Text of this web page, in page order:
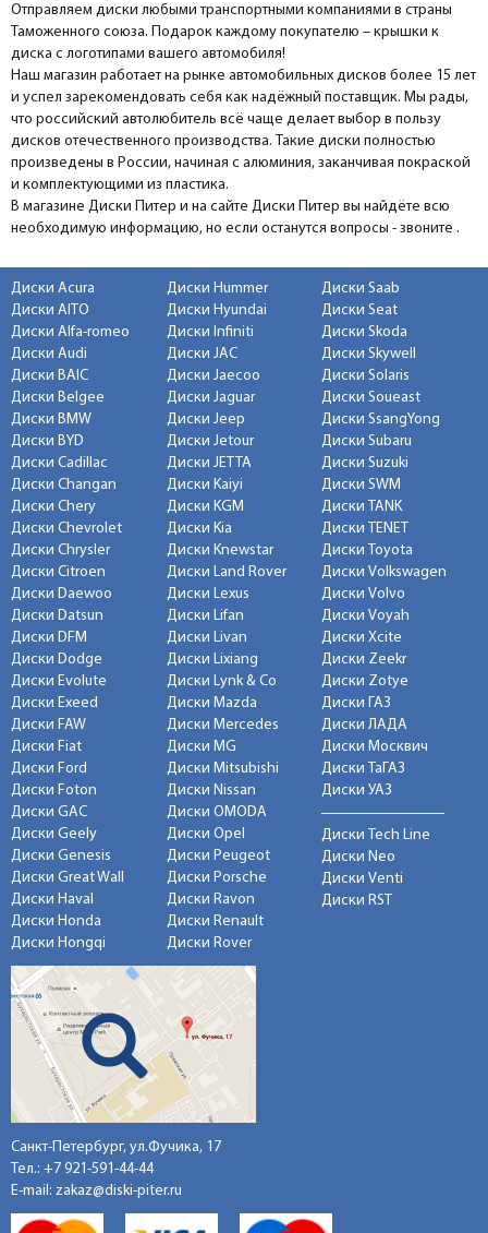
Отправляем диски любыми транспортными компаниями в страны
Таможенного союза. Подарок каждому покупателю – крышки к
диска с логотипами вашего автомобиля!
Наш магазин работает на рынке автомобильных дисков более 15 лет
и успел зарекомендовать себя как надёжный поставщик. Мы рады,
что российский автолюбитель всё чаще делает выбор в пользу
дисков отечественного производства. Такие диски полностью
произведены в России, начиная с алюминия, заканчивая покраской
и комплектующими из пластика.
В магазине Диски Питер и на сайте Диски Питер вы найдёте всю
необходимую информацию, но если останутся вопросы - звоните .
Диски Acura
Диски AITO
Диски Alfa-romeo
Диски Audi
Диски BAIC
Диски Belgee
Диски BMW
Диски BYD
Диски Cadillac
Диски Changan
Диски Chery
Диски Chevrolet
Диски Chrysler
Диски Citroen
Диски Daewoo
Диски Datsun
Диски DFM
Диски Dodge
Диски Evolute
Диски Exeed
Диски FAW
Диски Fiat
Диски Ford
Диски Foton
Диски GAC
Диски Geely
Диски Genesis
Диски Great Wall
Диски Haval
Диски Honda
Диски Hongqi
Диски Hummer
Диски Hyundai
Диски Infiniti
Диски JAC
Диски Jaecoo
Диски Jaguar
Диски Jeep
Диски Jetour
Диски JETTA
Диски Kaiyi
Диски KGM
Диски Kia
Диски Knewstar
Диски Land Rover
Диски Lexus
Диски Lifan
Диски Livan
Диски Lixiang
Диски Lynk & Co
Диски Mazda
Диски Mercedes
Диски MG
Диски Mitsubishi
Диски Nissan
Диски OMODA
Диски Opel
Диски Peugeot
Диски Porsche
Диски Ravon
Диски Renault
Диски Rover
Диски Saab
Диски Seat
Диски Skoda
Диски Skywell
Диски Solaris
Диски Soueast
Диски SsangYong
Диски Subaru
Диски Suzuki
Диски SWM
Диски TANK
Диски TENET
Диски Toyota
Диски Volkswagen
Диски Volvo
Диски Voyah
Диски Xcite
Диски Zeekr
Диски Zotye
Диски ГАЗ
Диски ЛАДА
Диски Москвич
Диски ТаГАЗ
Диски УАЗ
Диски Tech Line
Диски Neo
Диски Venti
Диски RST
Санкт-Петербург, ул.Фучика, 17
Тел.: +7 921-591-44-44
E-mail: zakaz@diski-piter.ru